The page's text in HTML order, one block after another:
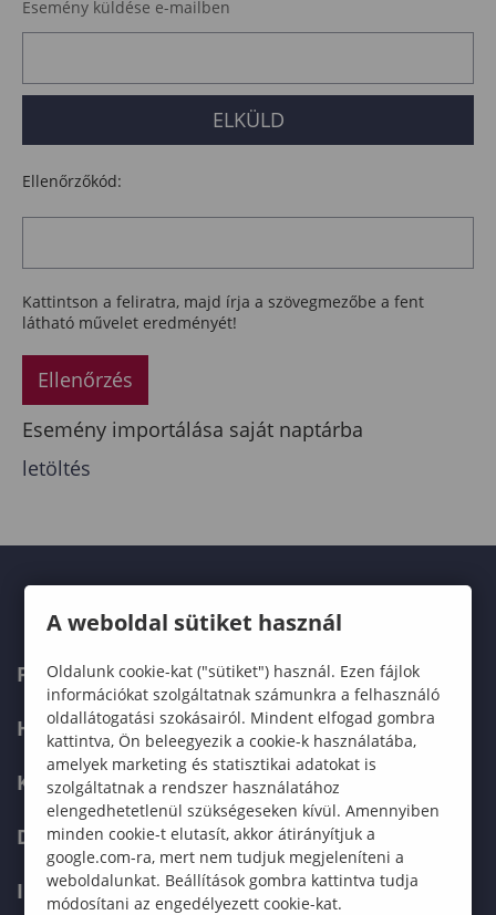
Esemény küldése e-mailben
Ellenőrzőkód:
Kattintson a feliratra, majd írja a szövegmezőbe a fent
látható művelet eredményét!
Ellenőrzés
Esemény importálása saját naptárba
letöltés
FELVÉTELIZŐKNEK
HALLGATÓKNAK
KÉPZÉSEK
DOKTORI ISKOLA
INTERNATIONAL
A weboldal sütiket használ
Oldalunk cookie-kat ("sütiket") használ. Ezen fájlok
információkat szolgáltatnak számunkra a felhasználó
oldallátogatási szokásairól. Mindent elfogad gombra
kattintva, Ön beleegyezik a cookie-k használatába,
amelyek marketing és statisztikai adatokat is
szolgáltatnak a rendszer használatához
elengedhetetlenül szükségeseken kívül. Amennyiben
minden cookie-t elutasít, akkor átirányítjuk a
google.com-ra, mert nem tudjuk megjeleníteni a
weboldalunkat. Beállítások gombra kattintva tudja
módosítani az engedélyezett cookie-kat.